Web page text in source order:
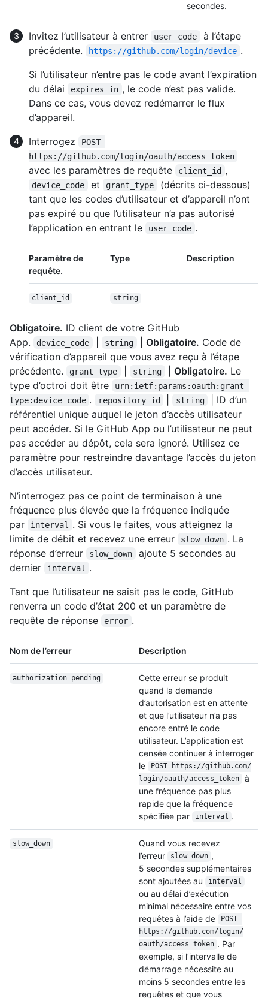
secondes.
Invitez l’utilisateur à entrer user_code
à l’étape
précédente.
https://github.com/login/device .
Si l’utilisateur n’entre pas le code avant l’expiration
du délai
expires_in , le code n’est pas valide.
Dans ce cas, vous devez redémarrer le flux
d’appareil.
Interrogez
POST
https://github.com/login/oauth/access_token
avec les paramètres de requête client_id ,
device_code et grant_type
(décrits ci-dessous)
tant que les codes d’utilisateur et d’appareil n’ont
pas expiré ou que l’utilisateur n’a pas autorisé
l’application en entrant le
user_code .
Paramètre de
requête.
Type Description
client_id string
Obligatoire. ID client de votre GitHub
App.
device_code string Obligatoire. Code de
vérification d’appareil que vous avez reçu à l’étape
précédente.
grant_type string Obligatoire. Le
type d’octroi doit être
urn:ietf:params:oauth:grant-
type:device_code . repository_id string
| ID d’un
référentiel unique auquel le jeton d’accès utilisateur
peut accéder. Si le GitHub App ou l’utilisateur ne peut
pas accéder au dépôt, cela sera ignoré. Utilisez ce
paramètre pour restreindre davantage l’accès du jeton
d’accès utilisateur.
N’interrogez pas ce point de terminaison à une
fréquence plus élevée que la fréquence indiquée
par
interval
. Si vous le faites, vous atteignez la
limite de débit et recevez une erreur
slow_down . La
réponse d’erreur
slow_down
ajoute 5 secondes au
dernier
interval
.
Tant que l’utilisateur ne saisit pas le code, GitHub
renverra un code d’état 200 et un paramètre de
requête de réponse
error .
Nom de l’erreur Description
authorization_ pending
Cette erreur se produit
quand la demande
d’autorisation est en attente
et que l’utilisateur n’a pas
encore entré le code
utilisateur. L’application est
censée continuer à interroger
le
POST https://github.com/
login/oauth/access_token
à
une fréquence pas plus
rapide que la fréquence
spécifiée par
interval .
slow_down
Quand vous recevez
l’erreur
slow_down ,
5 secondes supplémentaires
sont ajoutées au
interval
ou au délai d’exécution
minimal nécessaire entre vos
requêtes à l’aide de
POST
https://github.com/login/
oauth/access_token . Par
exemple, si l’intervalle de
démarrage nécessite au
moins 5 secondes entre les
requêtes et que vous